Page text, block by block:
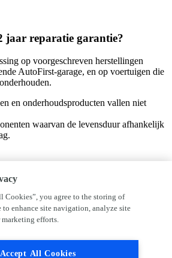
jaar reparatie garantie?
op voorgeschreven herstellingen
AutoFirst-garage, en op voertuigen die
en onderhoudsproducten vallen niet
waarvan de levensduur afhankelijk
you agree to the storing of
enhance site navigation, analyze site
marketing efforts.
Accept All Cookies